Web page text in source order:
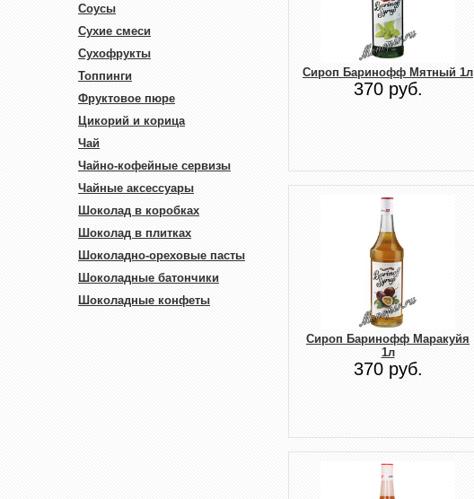
Соусы
Сухие смеси
Сухофрукты
Топпинги
Фруктовое пюре
Цикорий и корица
Чай
Чайно-кофейные сервизы
Чайные аксессуары
Шоколад в коробках
Шоколад в плитках
Шоколадно-ореховые пасты
Шоколадные батончики
Шоколадные конфеты
Сироп Баринофф Мятный 1л
370 руб.
Сироп Баринофф Маракуйя
1л
370 руб.